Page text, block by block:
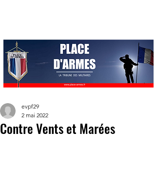
Contre Vents et Marées
evpf29
2 mai 2022